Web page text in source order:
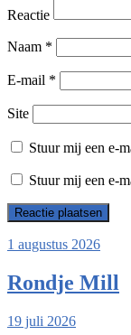
Reactie
Naam *
E-mail *
Site
Stuur mij een e-
Stuur mij een e-
1 augustus 2026
Rondje Mill
19 juli 2026